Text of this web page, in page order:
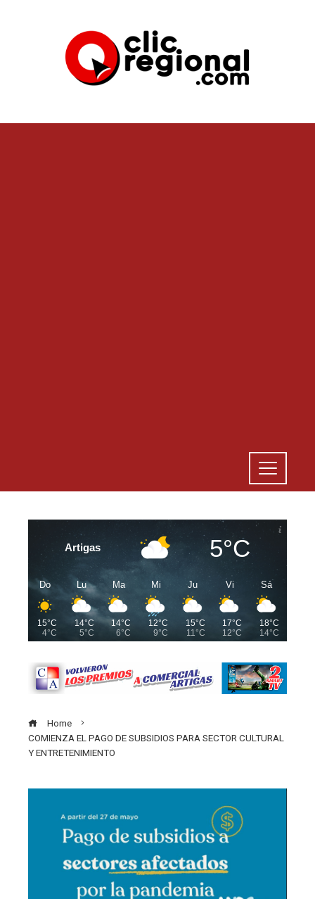
Artigas 5°C
Do
15°C
4°C
Lu
14°C
5°C
Ma
14°C
6°C
Mi
12°C
9°C
Ju
15°C
11°C
Vi
17°C
12°C
Sá
18°C
14°C
Home
COMIENZA EL PAGO DE SUBSIDIOS PARA SECTOR CULTURAL
Y ENTRETENIMIENTO